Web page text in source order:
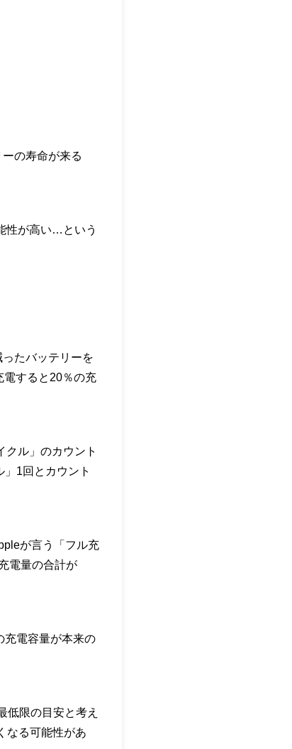
の寿命が来る
性が高い…という
たバッテリーを
電すると20％の充
クル」のカウント
1回とカウント
が言う「フル充
電量の合計が
充電容量が本来の
低限の目安と考え
なる可能性があ